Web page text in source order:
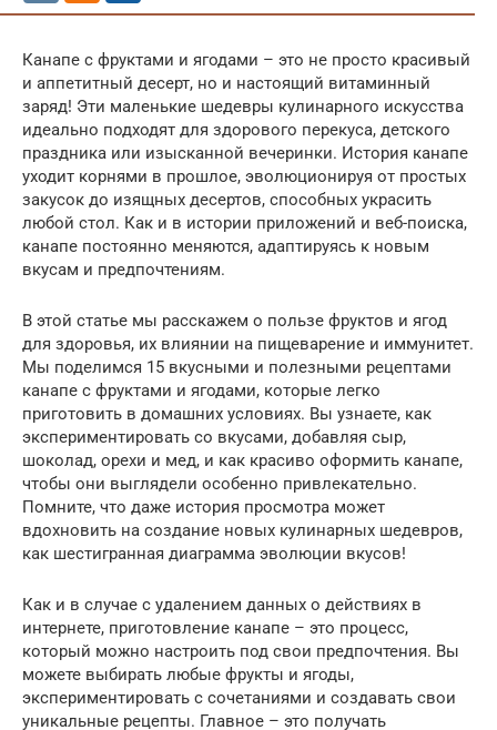
Канапе с фруктами и ягодами – это не просто красивый
и аппетитный десерт, но и настоящий витаминный
заряд! Эти маленькие шедевры кулинарного искусства
идеально подходят для здорового перекуса, детского
праздника или изысканной вечеринки. История канапе
уходит корнями в прошлое, эволюционируя от простых
закусок до изящных десертов, способных украсить
любой стол. Как и в истории приложений и веб-поиска,
канапе постоянно меняются, адаптируясь к новым
вкусам и предпочтениям.
В этой статье мы расскажем о пользе фруктов и ягод
для здоровья, их влиянии на пищеварение и иммунитет.
Мы поделимся 15 вкусными и полезными рецептами
канапе с фруктами и ягодами, которые легко
приготовить в домашних условиях. Вы узнаете, как
экспериментировать со вкусами, добавляя сыр,
шоколад, орехи и мед, и как красиво оформить канапе,
чтобы они выглядели особенно привлекательно.
Помните, что даже история просмотра может
вдохновить на создание новых кулинарных шедевров,
как шестигранная диаграмма эволюции вкусов!
Как и в случае с удалением данных о действиях в
интернете, приготовление канапе – это процесс,
который можно настроить под свои предпочтения. Вы
можете выбирать любые фрукты и ягоды,
экспериментировать с сочетаниями и создавать свои
уникальные рецепты. Главное – это получать